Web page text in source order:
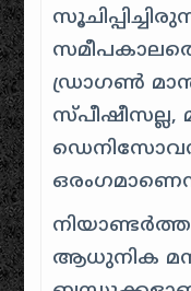
ഡ്രാഗൺ
സ്പീഷീസല്ല,
ആധുനിക